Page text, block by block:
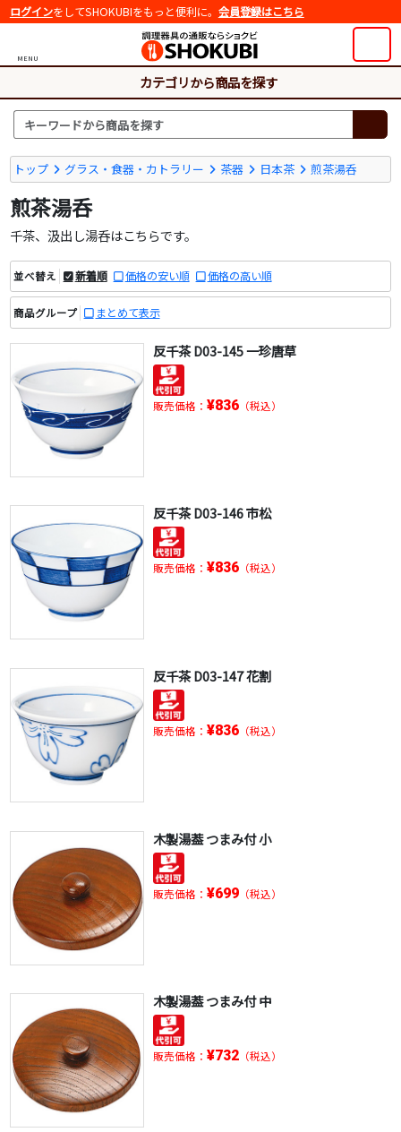
ログインをしてSHOKUBIをもっと便利に。 会員登録はこちら
MENU
カテゴリから商品を探す
トップ グラス・食器・カトラリー 茶器 日本茶 煎茶湯呑
煎茶湯呑
千茶、汲出し湯呑はこちらです。
並べ替え 新着順 価格の安い順 価格の高い順
商品グループ まとめて表示
反千茶 D03-145 一珍唐草
販売価格： ¥836（税込）
反千茶 D03-146 市松
販売価格： ¥836（税込）
反千茶 D03-147 花割
販売価格： ¥836（税込）
木製湯葢 つまみ付 小
販売価格： ¥699（税込）
木製湯葢 つまみ付 中
販売価格： ¥732（税込）